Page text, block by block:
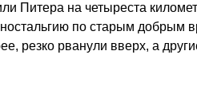
Питера на четыреста
по старым добрым
резко рванули вверх, а